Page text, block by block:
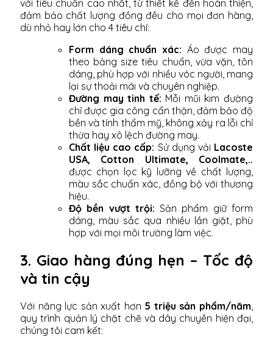
với tiêu chuẩn cao nhất, từ thiết kế đến hoàn thiện,
đảm bảo chất lượng đồng đều cho mọi đơn hàng,
dù nhỏ hay lớn cho 4 tiêu chí:
Form dáng chuẩn xác: Áo được may
theo bảng size tiêu chuẩn, vừa vặn, tôn
dáng, phù hợp với nhiều vóc người, mang
lại sự thoải mái và chuyên nghiệp.
Đường may tinh tế: Mỗi mũi kim đường
chỉ được gia công cẩn thận, đảm bảo độ
bền và tính thẩm mỹ, không xảy ra lỗi chỉ
thừa hay xô lệch đường may.
Chất liệu cao cấp: Sử dụng vải Lacoste
USA, Cotton Ultimate, Coolmate,..
được chọn lọc kỹ lưỡng về chất lượng,
màu sắc chuẩn xác, đồng bộ với thương
hiệu.
Độ bền vượt trội: Sản phẩm giữ form
dáng, màu sắc qua nhiều lần giặt, phù
hợp với mọi môi trường làm việc.
3. Giao hàng đúng hẹn – Tốc độ
và tin cậy
Với năng lực sản xuất hơn 5 triệu sản phẩm/năm
quy trình quản lý chặt chẽ và dây chuyền hiện đại,
chúng tôi cam kết: